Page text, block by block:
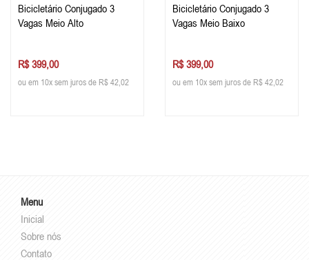
Bicicletário Conjugado 3
Vagas Meio Alto
R$ 399,00
ou em 10x sem juros de R$ 42,02
Bicicletário Conjugado 3
Vagas Meio Baixo
R$ 399,00
ou em 10x sem juros de R$ 42,02
Menu
Inicial
Sobre nós
Contato